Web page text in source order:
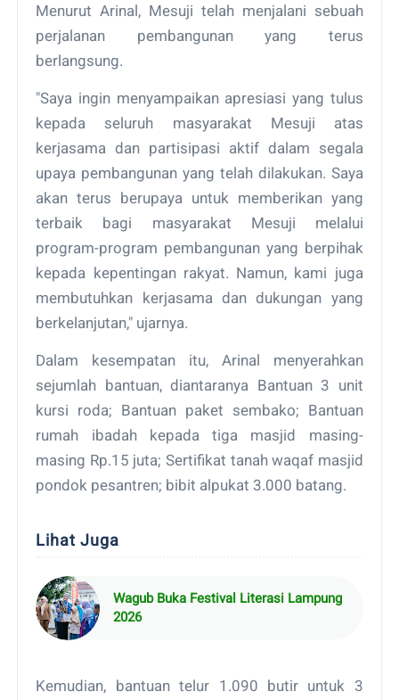
Menurut Arinal, Mesuji telah menjalani sebuah
perjalanan pembangunan yang terus
berlangsung.
"Saya ingin menyampaikan apresiasi yang tulus
kepada seluruh masyarakat Mesuji atas
kerjasama dan partisipasi aktif dalam segala
upaya pembangunan yang telah dilakukan. Saya
akan terus berupaya untuk memberikan yang
terbaik bagi masyarakat Mesuji melalui
program-program pembangunan yang berpihak
kepada kepentingan rakyat. Namun, kami juga
membutuhkan kerjasama dan dukungan yang
berkelanjutan," ujarnya.
Dalam kesempatan itu, Arinal menyerahkan
sejumlah bantuan, diantaranya Bantuan 3 unit
kursi roda; Bantuan paket sembako; Bantuan
rumah ibadah kepada tiga masjid masing-
masing Rp.15 juta; Sertifikat tanah waqaf masjid
pondok pesantren; bibit alpukat 3.000 batang.
Lihat Juga
Wagub Buka Festival Literasi Lampung
2026
Kemudian, bantuan telur 1.090 butir untuk 3